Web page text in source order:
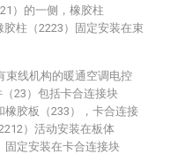
）的一侧，橡胶柱
胶柱（2223）固定安装在束
束线机构的暖通空调电控
23）包括卡合连接块
橡胶板（233），卡合连接
）活动安装在板体
固定安装在卡合连接块